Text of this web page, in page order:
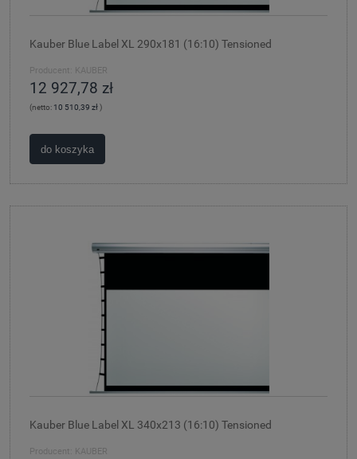
Kauber Blue Label XL 290x181 (16:10) Tensioned
Producent: KAUBER
12 927,78 zł
(netto: 10 510,39 zł)
do koszyka
Kauber Blue Label XL 340x213 (16:10) Tensioned
Producent: KAUBER